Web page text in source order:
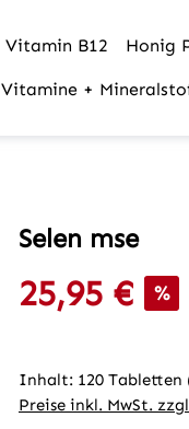
Vitamin B12 Honig
Vitamine +
Selen mse
Verkaufspreis:
25,95 € %
Inhalt: 120 Tabletten
Preise inkl. MwSt.